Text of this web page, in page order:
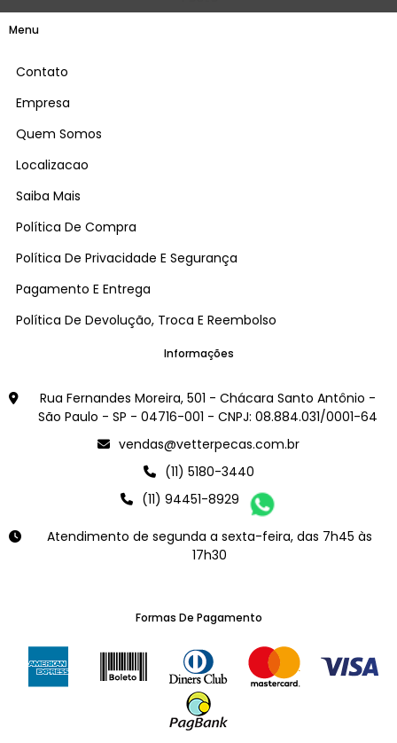
Menu
Contato
Empresa
Quem Somos
Localizacao
Saiba Mais
Política De Compra
Política De Privacidade E Segurança
Pagamento E Entrega
Política De Devolução, Troca E Reembolso
Informações
Rua Fernandes Moreira, 501 - Chácara Santo Antônio -
São Paulo - SP - 04716-001 - CNPJ: 08.884.031/0001-64
vendas@vetterpecas.com.br
(11) 5180-3440
(11) 94451-8929
Atendimento de segunda a sexta-feira, das 7h45 às
17h30
Formas De Pagamento